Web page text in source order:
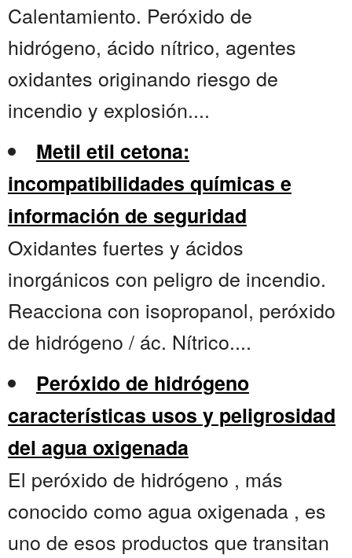
Calentamiento. Peróxido de
hidrógeno, ácido nítrico, agentes
oxidantes originando riesgo de
incendio y explosión....
Metil etil cetona:
incompatibilidades químicas e
información de seguridad
Oxidantes fuertes y ácidos
inorgánicos con peligro de incendio.
Reacciona con isopropanol, peróxido
de hidrógeno / ác. Nítrico....
Peróxido de hidrógeno
características usos y peligrosidad
del agua oxigenada
El peróxido de hidrógeno , más
conocido como agua oxigenada , es
uno de esos productos que transitan